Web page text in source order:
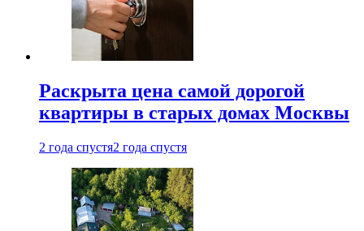
Раскрыта цена самой дорогой
квартиры в старых домах Москвы
2 года спустя2 года спустя